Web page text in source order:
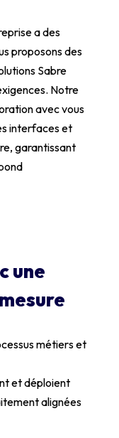
a des
proposons des
Sabre
Notre
avec vous
interfaces et
garantissant
une
métiers et
et déploient
alignées